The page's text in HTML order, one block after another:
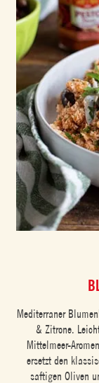
Mediterraner
& Zitrone.
Mittelmeer-
ersetzt den
saftigen Oliven